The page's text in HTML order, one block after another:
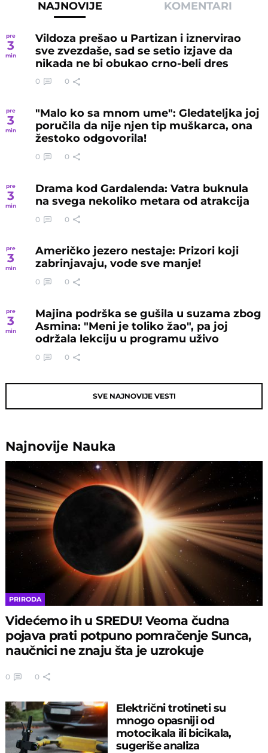
NAJNOVIJE KOMENTARI
pre
3
min
Vildoza prešao u Partizan i iznervirao
sve zvezdaše, sad se setio izjave da
nikada ne bi obukao crno-beli dres
0 0
pre
3
min
"Malo ko sa mnom ume": Gledateljka joj
poručila da nije njen tip muškarca, ona
žestoko odgovorila!
0 0
pre
3
min
Drama kod Gardalenda: Vatra buknula
na svega nekoliko metara od atrakcija
0 0
pre
3
min
Američko jezero nestaje: Prizori koji
zabrinjavaju, vode sve manje!
0 0
pre
3
min
Majina podrška se gušila u suzama zbog
Asmina: "Meni je toliko žao", pa joj
održala lekciju u programu uživo
0 0
SVE NAJNOVIJE VESTI
Najnovije Nauka
PRIRODA
Videćemo ih u SREDU! Veoma čudna
pojava prati potpuno pomračenje Sunca,
naučnici ne znaju šta je uzrokuje
0 0
Električni trotineti su
mnogo opasniji od
motocikala ili bicikala,
sugeriše analiza